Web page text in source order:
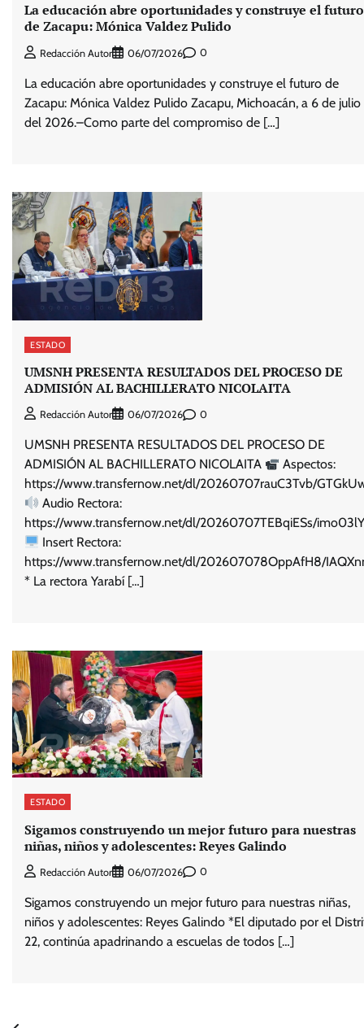
La educación abre oportunidades y construye el futuro
de Zacapu: Mónica Valdez Pulido
Redacción Autor 06/07/2026 0
La educación abre oportunidades y construye el futuro de
Zacapu: Mónica Valdez Pulido Zacapu, Michoacán, a 6 de julio
del 2026.–Como parte del compromiso de […]
ESTADO
UMSNH PRESENTA RESULTADOS DEL PROCESO DE
ADMISIÓN AL BACHILLERATO NICOLAITA
Redacción Autor 06/07/2026 0
UMSNH PRESENTA RESULTADOS DEL PROCESO DE
ADMISIÓN AL BACHILLERATO NICOLAITA
Aspectos:
https://www.transfernow.net/dl/20260707rauC3Tvb/
Audio Rectora:
https://www.transfernow.net/dl/20260707TEBqiESs/
Insert Rectora:
https://www.transfernow.net/dl/202607078OppAfH8/
* La rectora Yarabí […]
ESTADO
Sigamos construyendo un mejor futuro para nuestras
niñas, niños y adolescentes: Reyes Galindo
Redacción Autor 06/07/2026 0
Sigamos construyendo un mejor futuro para nuestras niñas,
niños y adolescentes: Reyes Galindo *El diputado por el
22, continúa apadrinando a escuelas de todos […]